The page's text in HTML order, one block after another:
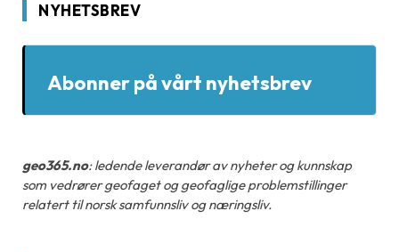
NYHETSBREV
Abonner på vårt nyhetsbrev
geo365.no: ledende leverandør av nyheter og kunnskap
som vedrører geofaget og geofaglige problemstillinger
relatert til norsk samfunnsliv og næringsliv.